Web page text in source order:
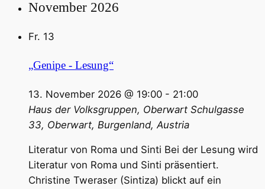
November 2026
Fr. 13
„Genipe - Lesung“
13. November 2026 @ 19:00 - 21:00
Haus der Volksgruppen, Oberwart Schulgasse
33, Oberwart, Burgenland, Austria
Literatur von Roma und Sinti Bei der Lesung wird
Literatur von Roma und Sinti präsentiert.
Christine Tweraser (Sintiza) blickt auf ein